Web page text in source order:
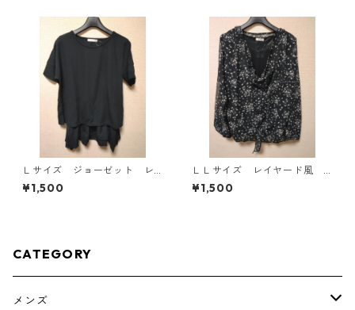
Ｌサイズ ジョーゼット レ
イヤード風プルオーバー ブ
ラック KAE-4792
¥1,500
ＬＬサイズ レイヤード風
シフォンブラウス ブラッ
ク KAE-4786
¥1,500
CATEGORY
メンズ